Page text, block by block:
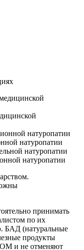
натуропатии
натуропатии
принимать
по их
БАД (натуральные
продукты
и не отменяют